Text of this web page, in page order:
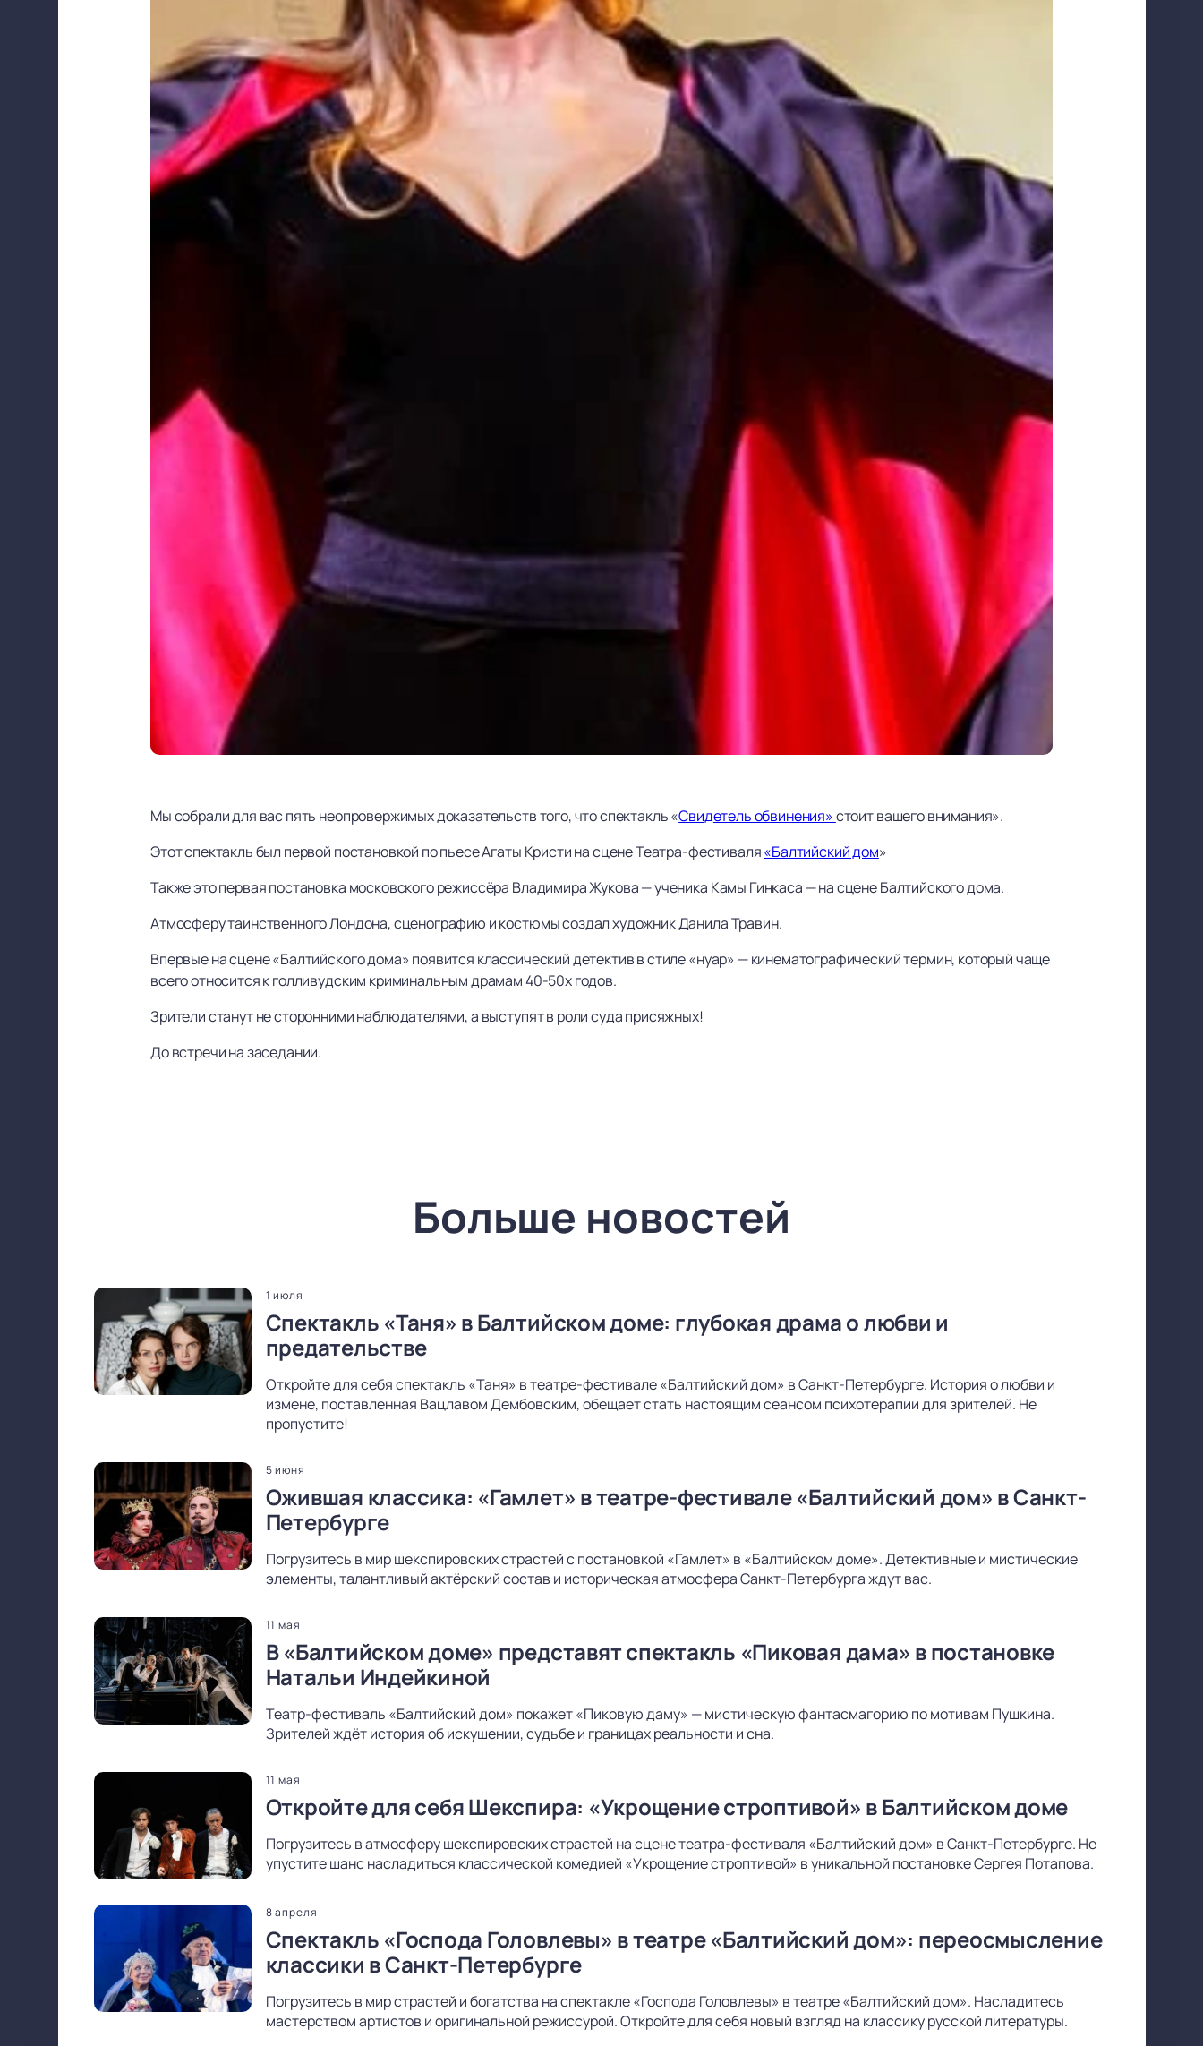
Мы собрали для вас пять неопровержимых доказательств того, что спектакль «Свидетель обвинения»стоит вашего внимания».
Этот спектакль был первой постановкой по пьесе Агаты Кристи на сцене Театра-фестиваля«Балтийский дом»
Также это первая постановка московского режиссёра Владимира Жукова — ученика Камы Гинкаса — на сцене Балтийского дома.
Атмосферу таинственного Лондона, сценографию и костюмы создал художник Данила Травин.
Впервые на сцене «Балтийского дома» появится классический детектив в стиле «нуар» — кинематографический термин, который чаще
всего относится к голливудским криминальным драмам 40-50х годов.
Зрители станут не сторонними наблюдателями, а выступят в роли суда присяжных!
До встречи на заседании.
Больше новостей
1 июля
Спектакль «Таня» в Балтийском доме: глубокая драма о любви и
предательстве
Откройте для себя спектакль «Таня» в театре-фестивале «Балтийский дом» в Санкт-Петербурге. История о любви и
измене, поставленная Вацлавом Дембовским, обещает стать настоящим сеансом психотерапии для зрителей. Не
пропустите!
5 июня
Ожившая классика: «Гамлет» в театре-фестивале «Балтийский дом» в Санкт-
Петербурге
Погрузитесь в мир шекспировских страстей с постановкой «Гамлет» в «Балтийском доме». Детективные и мистические
элементы, талантливый актёрский состав и историческая атмосфера Санкт-Петербурга ждут вас.
11 мая
В «Балтийском доме» представят спектакль «Пиковая дама» в постановке
Натальи Индейкиной
Театр-фестиваль «Балтийский дом» покажет «Пиковую даму» — мистическую фантасмагорию по мотивам Пушкина.
Зрителей ждёт история об искушении, судьбе и границах реальности и сна.
11 мая
Откройте для себя Шекспира: «Укрощение строптивой» в Балтийском доме
Погрузитесь в атмосферу шекспировских страстей на сцене театра-фестиваля «Балтийский дом» в Санкт-Петербурге. Не
упустите шанс насладиться классической комедией «Укрощение строптивой» в уникальной постановке Сергея Потапова.
8 апреля
Спектакль «Господа Головлевы» в театре «Балтийский дом»: переосмысление
классики в Санкт-Петербурге
Погрузитесь в мир страстей и богатства на спектакле «Господа Головлевы» в театре «Балтийский дом». Насладитесь
мастерством артистов и оригинальной режиссурой. Откройте для себя новый взгляд на классику русской литературы.